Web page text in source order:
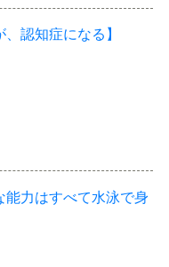
、認知症になる】
能力はすべて水泳で身